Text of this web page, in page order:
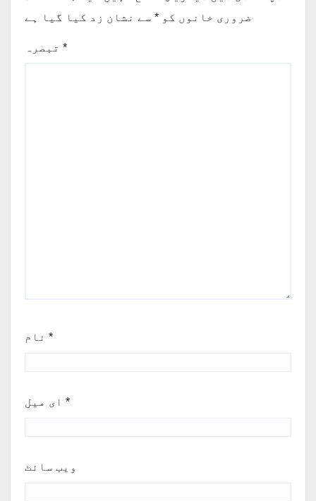
ضروری خانوں کو * سے نشان زد کیا گیا ہے
*
*
*
ویب‌ سائٹ